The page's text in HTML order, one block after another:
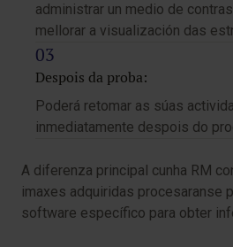
administrar un medio de
mellorar a visualización das
Despois da proba:
Poderá retomar as súas
inmediatamente despois do
A diferenza principal cunha RM
imaxes adquiridas procesaranse
software específico para obter